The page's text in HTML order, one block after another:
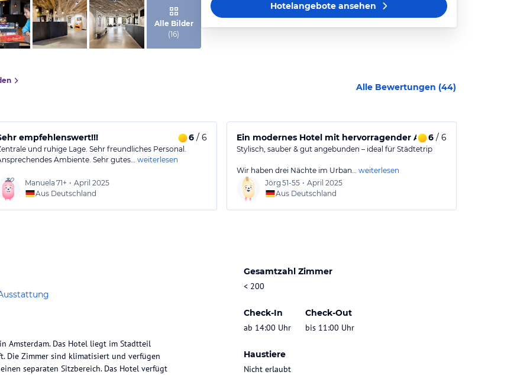
von Expedia
Alle Bilder
(16)
Hotelangeboteansehen
Alle Bewertungen (44)
empfehlenswert!!! 6/ 6
und ruhige Lage. Sehr freundliches Personal.
Ambiente. Sehr gutes… weiterlesen
Manuela 71+ • April 2025
Aus Deutschland
Ein modernes Hotel mit hervorragender Anbindung an die Stadt
6/ 6
Stylisch, sauber & gut angebunden – ideal für Städtetrip
Wir haben drei Nächte im Urban… weiterlesen
Jörg 51-55 • April 2025
Aus Deutschland
Gesamtzahl Zimmer
< 200
Check-In
ab 14:00 Uhr
Check-Out
bis 11:00 Uhr
Haustiere
Nicht erlaubt
Amsterdam. Das Hotel liegt im Stadtteil
Die Zimmer sind klimatisiert und verfügen
separaten Sitzbereich. Das Hotel verfügt